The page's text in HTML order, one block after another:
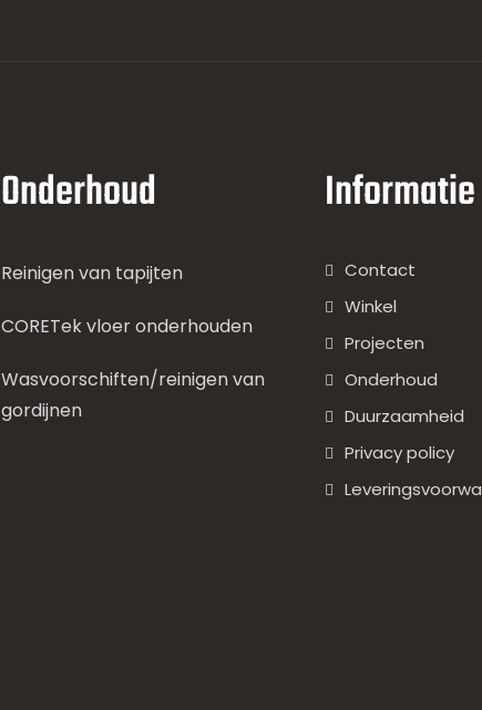
Onderhoud
Reinigen van tapijten
CORETek vloer onderhouden
Wasvoorschiften/reinigen van
gordijnen
Informatie
Contact
Winkel
Projecten
Onderhoud
Duurzaamheid
Privacy policy